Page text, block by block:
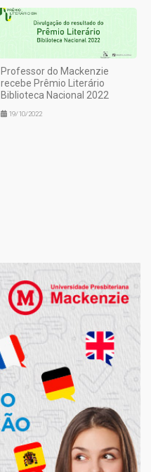
Professor do Mackenzie
recebe Prêmio Literário
Biblioteca Nacional 2022
19/10/2022